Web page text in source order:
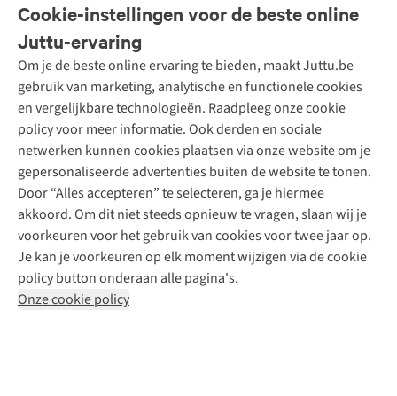
Cookie-instellingen voor de beste online
Juttu-ervaring
Om je de beste online ervaring te bieden, maakt Juttu.be
gebruik van marketing, analytische en functionele cookies
en vergelijkbare technologieën. Raadpleeg onze cookie
policy voor meer informatie. Ook derden en sociale
netwerken kunnen cookies plaatsen via onze website om je
gepersonaliseerde advertenties buiten de website te tonen.
Door “Alles accepteren” te selecteren, ga je hiermee
akkoord. Om dit niet steeds opnieuw te vragen, slaan wij je
voorkeuren voor het gebruik van cookies voor twee jaar op.
Je kan je voorkeuren op elk moment wijzigen via de cookie
policy button onderaan alle pagina's.
Onze cookie policy
Bestellen
Betalen
10% studentenkorting
Klarna - achteraf betalen
Levering
Retourneren
Bestelling herroepen
Garantie
Contact
Onze diensten
Tweedehands - ReJUsed
Kledingatelier
Personal shopping
Textielbox
Events / workshops
Juttu
Over ons
Juttu Friends
Inspiratie
Werken bij Juttu
Onze winkels
De wereld van Juttu
Verantwoord ondernemen
Toegankelijkheidsverklaring
Merken
Nathalie Vleeschouwer
Selected dames
HKLiving
Dickies
Sessùn
Strom
O My Bag
Revolution
Meld je aan voor de nieuwsbrief
Follow us